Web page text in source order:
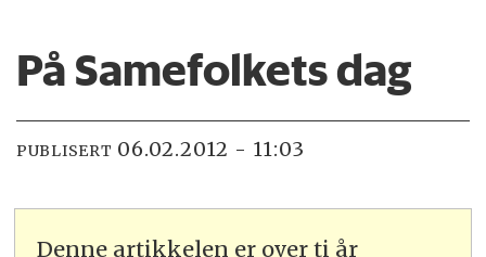
På Samefolkets dag
PUBLISERT 06.02.2012 - 11:03
Denne artikkelen er over ti år